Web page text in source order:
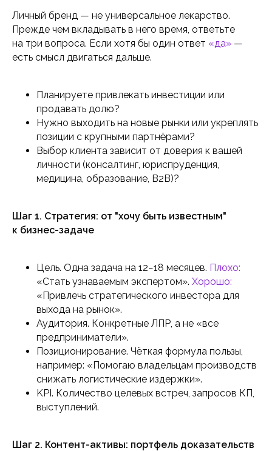
Личный бренд — не универсальное лекарство.
Прежде чем вкладывать в него время, ответьте
на три вопроса. Если хотя бы один ответ «да» —
есть смысл двигаться дальше.
Планируете привлекать инвестиции или
продавать долю?
Нужно выходить на новые рынки или укреплять
позиции с крупными партнёрами?
Выбор клиента зависит от доверия к вашей
личности (консалтинг, юриспруденция,
медицина, образование, B2B)?
Шаг 1. Стратегия: от "хочу быть известным"
к бизнес-задаче
Цель. Одна задача на 12−18 месяцев. Плохо:
«Стать узнаваемым экспертом». Хорошо:
«Привлечь стратегического инвестора для
выхода на рынок».
Аудитория. Конкретные ЛПР, а не «все
предприниматели».
Позиционирование. Чёткая формула пользы,
например: «Помогаю владельцам производств
снижать логистические издержки».
KPI. Количество целевых встреч, запросов КП,
выступлений.
Шаг 2. Контент-активы: портфель доказательств